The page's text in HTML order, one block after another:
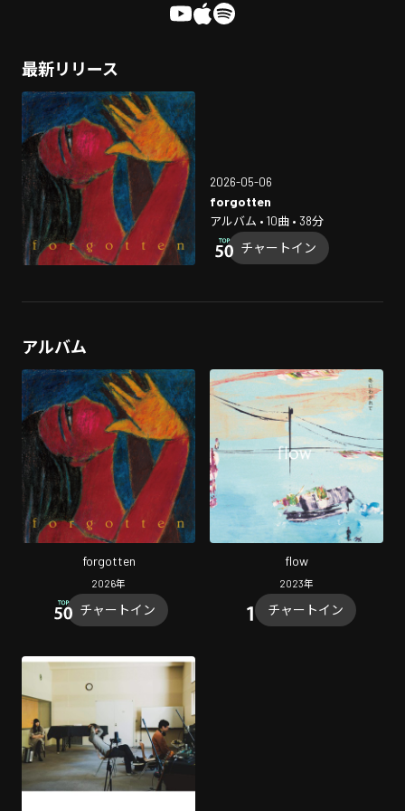
最新リリース
2026-05-06
forgotten
アルバム • 10曲 • 38分
チャートイン
アルバム
forgotten
2026年
チャートイン
flow
2023年
チャートイン